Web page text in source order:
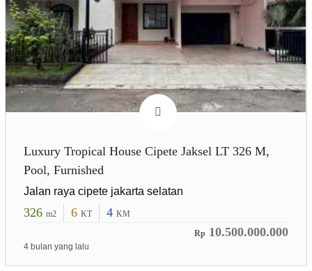
Luxury Tropical House Cipete Jaksel LT 326 M,
Pool, Furnished
Jalan raya cipete jakarta selatan
326 m2 6 KT 4 KM
Rp 10.500.000.000
4 bulan yang lalu